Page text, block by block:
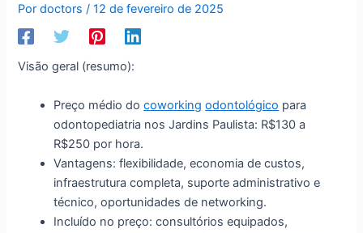
Pordoctors/12 de fevereiro de 2025
Visão geral (resumo):
Preço médio docoworking odontológico para
odontopediatria nos Jardins Paulista: R$130 a
R$250 por hora.
Vantagens: flexibilidade, economia de custos,
infraestrutura completa, suporte administrativo e
técnico, oportunidades de networking.
Incluído no preço: consultórios equipados,